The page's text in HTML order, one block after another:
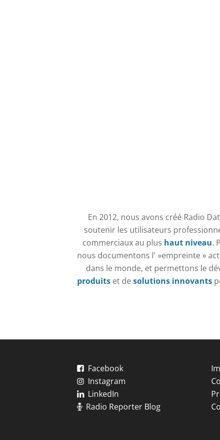
En 2012, nous avons créé Radio
soutenir les utilisateurs
commerciaux au plus haut niveau.
nous documentons l' »empreinte »
dans le monde, et permettons le
produits et desolutions innovants
Facebook
Instagram
LinkedIn
Radio Reporter Blog